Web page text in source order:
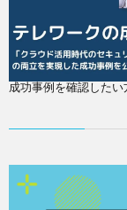
成功事例を確認したい